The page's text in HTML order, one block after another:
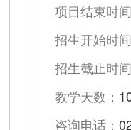
项目结束时
招生开始时
招生截止时
教学天数：
咨询电话：